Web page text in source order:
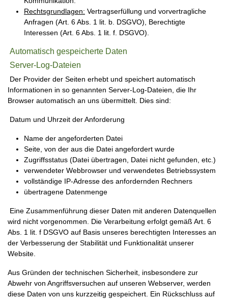
Rechtsgrundlagen: Vertragserfüllung und vorvertragliche
Anfragen (Art. 6 Abs. 1 lit. b. DSGVO), Berechtigte
Interessen (Art. 6 Abs. 1 lit. f. DSGVO).
Automatisch gespeicherte Daten
Server-Log-Dateien
Der Provider der Seiten erhebt und speichert automatisch
Informationen in so genannten Server-Log-Dateien, die Ihr
Browser automatisch an uns übermittelt. Dies sind:
Datum und Uhrzeit der Anforderung
Name der angeforderten Datei
Seite, von der aus die Datei angefordert wurde
Zugriffsstatus (Datei übertragen, Datei nicht gefunden, etc.)
verwendeter Webbrowser und verwendetes Betriebssystem
vollständige IP-Adresse des anfordernden Rechners
übertragene Datenmenge
Eine Zusammenführung dieser Daten mit anderen Datenquellen
wird nicht vorgenommen. Die Verarbeitung erfolgt gemäß Art. 6
Abs. 1 lit. f DSGVO auf Basis unseres berechtigten Interesses an
der Verbesserung der Stabilität und Funktionalität unserer
Website.
Aus Gründen der technischen Sicherheit, insbesondere zur
Abwehr von Angriffsversuchen auf unseren Webserver, werden
diese Daten von uns kurzzeitig gespeichert. Ein Rückschluss auf